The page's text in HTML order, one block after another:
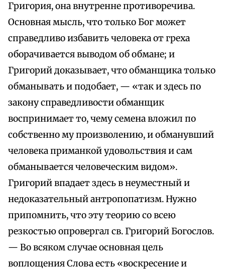
Григория, она внутренне противоречива.
Основная мысль, что только Бог может
справедливо избавить человека от греха
оборачивается выводом об обмане; и
Григорий доказывает, что обманщика только
обманывать и подобает, — «так и здесь по
закону справедливости обманщик
воспринимает то, чему семена вложил по
собственно му произволению, и обманувший
человека приманкой удовольствия и сам
обманывается человеческим видом».
Григорий впадает здесь в неуместный и
недоказательный антропопатизм. Нужно
припомнить, что эту теорию со всею
резкостью опровергал св. Григорий Богослов.
— Во всяком случае основная цель
воплощения Слова есть «воскресение и